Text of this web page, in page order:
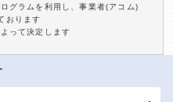
グラムを利用し、事業者(アコム)
おります
って決定します